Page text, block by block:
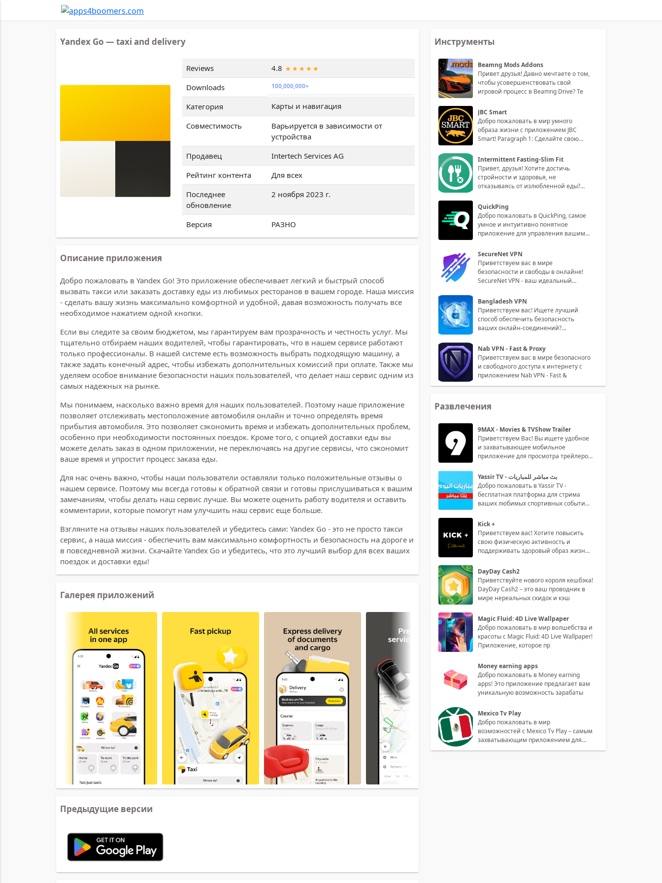
Yandex Go — taxi and delivery
Reviews
4.8
Downloads
100,000,000+
Категория
Карты и навигация
Совместимость
Варьируется в зависимости от
устройства
Продавец
Intertech Services AG
Рейтинг контента
Для всех
Последнее
обновление
2 ноября 2023 г.
Версия РАЗНО
Описание приложения
Добро пожаловать в Yandex Go! Это приложение обеспечивает легкий и быстрый способ
вызвать такси или заказать доставку еды из любимых ресторанов в вашем городе. Наша миссия
- сделать вашу жизнь максимально комфортной и удобной, давая возможность получать все
необходимое нажатием одной кнопки.
Если вы следите за своим бюджетом, мы гарантируем вам прозрачность и честность услуг. Мы
тщательно отбираем наших водителей, чтобы гарантировать, что в нашем сервисе работают
только профессионалы. В нашей системе есть возможность выбрать подходящую машину, а
также задать конечный адрес, чтобы избежать дополнительных комиссий при оплате. Также мы
уделяем особое внимание безопасности наших пользователей, что делает наш сервис одним из
самых надежных на рынке.
Мы понимаем, насколько важно время для наших пользователей. Поэтому наше приложение
позволяет отслеживать местоположение автомобиля онлайн и точно определять время
прибытия автомобиля. Это позволяет сэкономить время и избежать дополнительных проблем,
особенно при необходимости постоянных поездок. Кроме того, с опцией доставки еды вы
можете делать заказ в одном приложении, не переключаясь на другие сервисы, что сэкономит
ваше время и упростит процесс заказа еды.
Для нас очень важно, чтобы наши пользователи оставляли только положительные отзывы о
нашем сервисе. Поэтому мы всегда готовы к обратной связи и готовы прислушиваться к вашим
замечаниям, чтобы делать наш сервис лучше. Вы можете оценить работу водителя и оставить
комментарии, которые помогут нам улучшить наш сервис еще больше.
Взгляните на отзывы наших пользователей и убедитесь сами: Yandex Go - это не просто такси
сервис, а наша миссия - обеспечить вам максимально комфортность и безопасность на дороге и
в повседневной жизни. Скачайте Yandex Go и убедитесь, что это лучший выбор для всех ваших
поездок и доставки еды!
Галерея приложений
Предыдущие версии
Инструменты
Beamng Mods Addons
Привет друзья! Давно мечтаете о том,
чтобы усовершенствовать свой
игровой процесс в Beamng Drive? Те
JBC Smart
Добро пожаловать в мир умного
образа жизни с приложением JBC
Smart! Paragraph 1: Сделайте свою
Intermittent Fasting-Slim Fit
Привет, друзья! Хотите достичь
стройности и здоровья, не
отказываясь от излюбленной еды?
QuickPing
Добро пожаловать в QuickPing, самое
умное и интуитивно понятное
приложение для управления вашими
SecureNet VPN
Приветствуем вас в мире
безопасности и свободы в онлайне!
SecureNet VPN - ваш идеальный
Bangladesh VPN
Приветствуем вас! Ищете лучший
способ обеспечить безопасность
ваших онлайн-соединений?
Nab VPN - Fast & Proxy
Приветствуем вас в мире безопасного
и свободного доступа к интернету с
приложением Nab VPN - Fast &
Развлечения
9MAX - Movies & TVShow Trailer
Приветствуем Вас! Вы ищете удобное
и захватывающее мобильное
приложение для просмотра трейлеров
Yassir TV - بث مباشر للمباريات
Добро пожаловать в Yassir TV -
бесплатная платформа для стрима
ваших любимых спортивных событий
Kick +
Приветствуем вас! Хотите повысить
свою физическую активность и
поддерживать здоровый образ жизни?
DayDay Cash2
Приветствуйте нового короля кешбэка!
DayDay Cash2 – это ваш проводник в
мире нереальных скидок и кэш
Magic Fluid: 4D Live Wallpaper
Добро пожаловать в мир волшебства и
красоты с Magic Fluid: 4D Live Wallpaper!
Приложение, которое пр
Money earning apps
Добро пожаловать в Money earning
apps! Это приложение предлагает вам
уникальную возможность зарабаты
Mexico Tv Play
Добро пожаловать в мир
возможностей с Mexico Tv Play – самым
захватывающим приложением для
просмотра